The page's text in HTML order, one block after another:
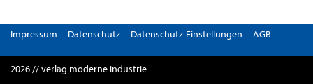
Impressum Datenschutz Datenschutz-Einstellungen AGB
2026 // verlag moderne industrie